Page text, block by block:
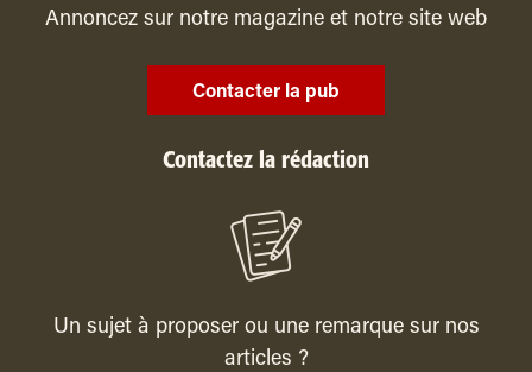
Annoncez sur notre magazine et notre site web
Contacter la pub
Contactez la rédaction
Un sujet à proposer ou une remarque sur nos
articles ?